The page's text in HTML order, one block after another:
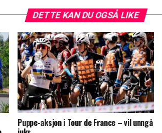
DETTE KAN DU OGSÅ LIKE
Puppe-aksjon i Tour de France – vil unngå